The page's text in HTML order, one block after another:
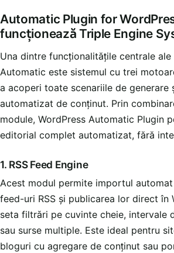
Automatic Plugin for
funcționează Triple Engine
Una dintre funcționalitățile centrale
Automatic este sistemul cu trei
a acoperi toate scenariile de generare
automatizat de conținut. Prin
module, WordPress Automatic Plugin
editorial complet automatizat, fără
1. RSS Feed Engine
Acest modul permite importul
feed-uri RSS și publicarea lor direct în
seta filtrări pe cuvinte cheie, intervale
sau surse multiple. Este ideal pentru
bloguri cu agregare de conținut sau